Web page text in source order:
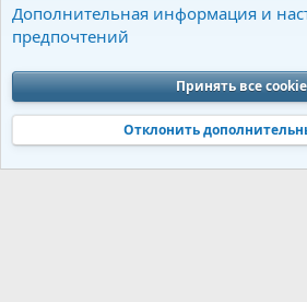
Cookies Charm by DCom
Обратная связь
Условия и правила
Политика конфиденциальности
Community platform by XenForo® © 2010-2026
Jumuro®|Media embeds via s9e/MediaSites
Дополнительная информация и
предпочтений
Принять все
Отклонить